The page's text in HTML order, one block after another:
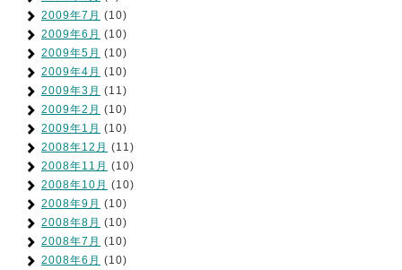
2009年7月 (10)
2009年6月 (10)
2009年5月 (10)
2009年4月 (10)
2009年3月 (11)
2009年2月 (10)
2009年1月 (10)
2008年12月 (11)
2008年11月 (10)
2008年10月 (10)
2008年9月 (10)
2008年8月 (10)
2008年7月 (10)
2008年6月 (10)